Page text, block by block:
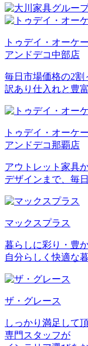
トゥデイ・オーケー
アンドデコ中部店
毎日市場価格の2割
訳あり仕入れと豊
トゥデイ・オーケー
アンドデコ那覇店
アウトレット家具
デザインまで、毎
マックスプラス
暮らしに彩り・豊
自分らしく快適な
ザ・グレース
しっかり満足して
専門スタッフが